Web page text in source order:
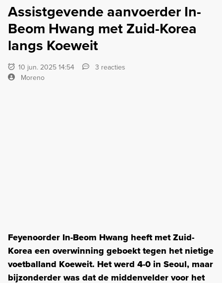
Assistgevende aanvoerder In-
Beom Hwang met Zuid-Korea
langs Koeweit
10 jun. 2025 14:54
3 reacties
Moreno
Feyenoorder In-Beom Hwang heeft met Zuid-
Korea een overwinning geboekt tegen het nietige
voetballand Koeweit. Het werd 4-0 in Seoul, maar
bijzonderder was dat de middenveldervoor het